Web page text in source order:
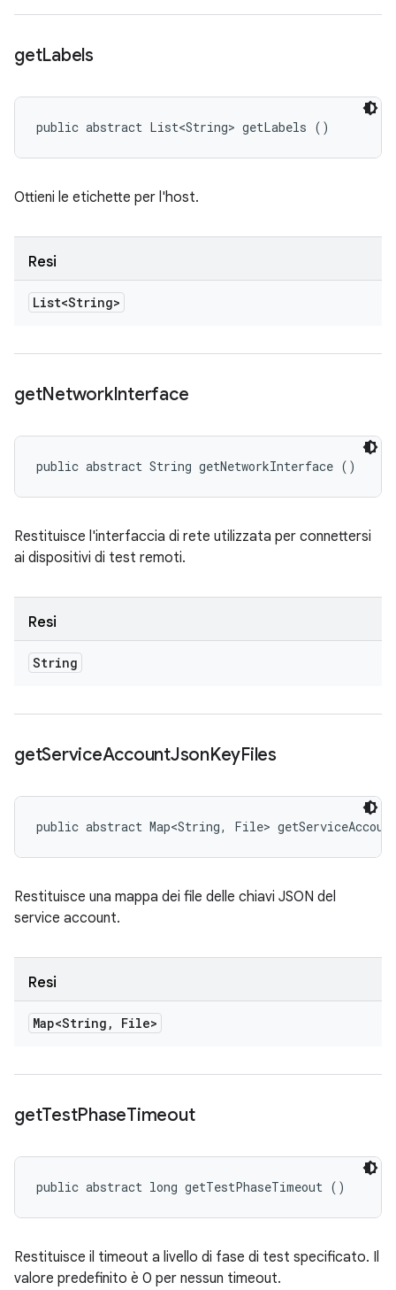
getLabels
public abstract List<String> getLabels ()
Ottieni le etichette per l'host.
Resi
List<String>
getNetworkInterface
public abstract String getNetworkInterface ()
Restituisce l'interfaccia di rete utilizzata per connettersi
ai dispositivi di test remoti.
Resi
String
getServiceAccountJsonKeyFiles
public abstract Map<String, File>
Restituisce una mappa dei file delle chiavi JSON del
service account.
Resi
Map<String , File>
getTestPhaseTimeout
public abstract long getTestPhaseTimeout ()
Restituisce il timeout a livello di fase di test specificato. Il
valore predefinito è 0 per nessun timeout.